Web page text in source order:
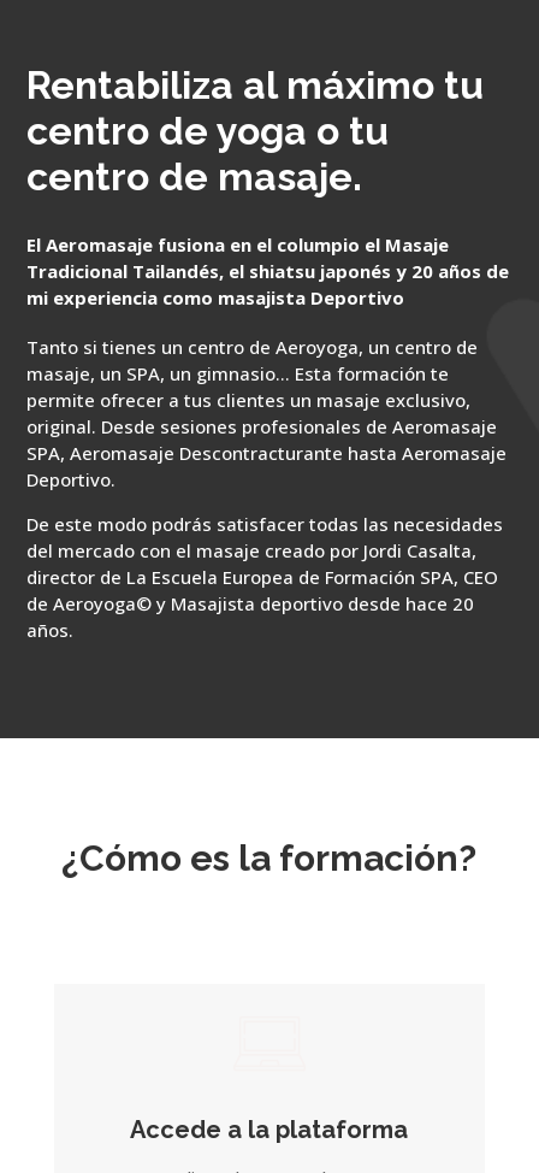
Rentabiliza al máximo tu
centro de yoga o tu
centro de masaje.
El Aeromasaje fusiona en el columpio el Masaje
Tradicional Tailandés, el shiatsu japonés y 20 años de
mi experiencia como masajista Deportivo
Tanto si tienes un centro de Aeroyoga, un centro de
masaje, un SPA, un gimnasio… Esta formación te
permite ofrecer a tus clientes un masaje exclusivo,
original. Desde sesiones profesionales de Aeromasaje
SPA, Aeromasaje Descontracturante hasta Aeromasaje
Deportivo.
De este modo podrás satisfacer todas las necesidades
del mercado con el masaje creado por Jordi Casalta,
director de La Escuela Europea de Formación SPA, CEO
de Aeroyoga© y Masajista deportivo desde hace 20
años.
¿Cómo es la formación?
Accede a la plataforma